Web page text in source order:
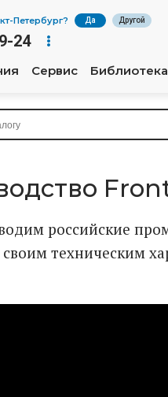
Петербург? Да Другой
24
Сервис Библиотека
российские
техническим